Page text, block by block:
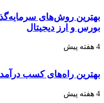
بورس و ارز دیجیتال
4 هفته پیش
بهترین راه‌های کسب درآمد
4 هفته پیش